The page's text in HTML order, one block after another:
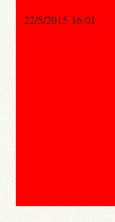
22/5/2015 16:01